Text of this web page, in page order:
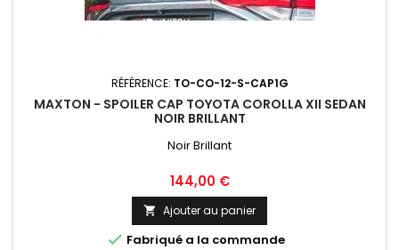
RÉFÉRENCE: TO-CO-12-S-CAP1G
MAXTON - SPOILER CAP TOYOTA COROLLA XII SEDAN
NOIR BRILLANT
Noir Brillant
Prix
144,00 €
 Ajouter au panier
 Fabriqué a la commande